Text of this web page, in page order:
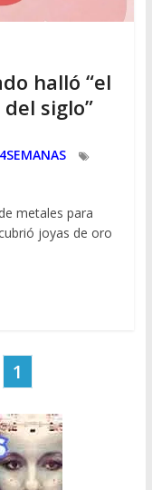
halló “el
siglo”
metales para
joyas de oro
1